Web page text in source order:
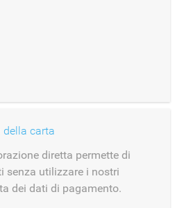
della carta
diretta permette di
senza utilizzare i nostri
dei dati di pagamento.